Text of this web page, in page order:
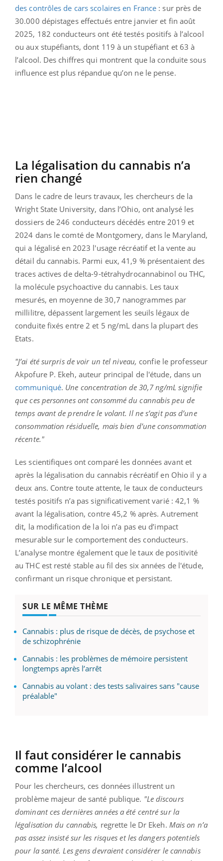
des contrôles de cars scolaires en France : sur près de
30.000 dépistages effectués entre janvier et fin août
2025, 182 conducteurs ont été testés positifs à l’alcool
ou aux stupéfiants, dont 119 à un stupéfiant et 63 à
l’alcool. Des chiffres qui montrent que la conduite sous
influence est plus répandue qu’on ne le pense.
La légalisation du cannabis n’a
rien changé
Dans le cadre de leurs travaux, les chercheurs de la
Wright State University, dans l’Ohio, ont analysé les
dossiers de 246 conducteurs décédés entre 2019 et
2024 dans le comté de Montgomery, dans le Maryland,
qui a légalisé en 2023 l'usage récréatif et la vente au
détail du cannabis. Parmi eux, 41,9 % présentaient des
traces actives de delta-9-tétrahydrocannabinol ou THC,
la molécule psychoactive du cannabis. Les taux
mesurés, en moyenne de 30,7 nanogrammes par
millilitre, dépassent largement les seuils légaux de
conduite fixés entre 2 et 5 ng/mL dans la plupart des
Etats.
"J’ai été surpris de voir un tel niveau, confie le professeur
Akpofure P. Ekeh, auteur principal de l'étude, dans un
communiqué. Une concentration de 30,7 ng/mL signifie
que ces personnes ont consommé du cannabis peu de
temps avant de prendre le volant. Il ne s’agit pas d’une
consommation résiduelle, mais bien d’une consommation
récente."
Les scientifiques ont comparé les données avant et
après la légalisation du cannabis récréatif en Ohio il y a
deux ans. Contre toute attente, le taux de conducteurs
testés positifs n’a pas significativement varié : 42,1 %
avant la légalisation, contre 45,2 % après. Autrement
dit, la modification de la loi n’a pas eu d’impact
mesurable sur le comportement des conducteurs.
L’analyse montre également que le taux de positivité
au THC est resté stable au fil des six années de l'étude,
confirmant un risque chronique et persistant.
SUR LE MÊME THÈME
Cannabis : plus de risque de décès, de psychose et
de schizophrénie
Cannabis : les problèmes de mémoire persistent
longtemps après l’arrêt
Cannabis au volant : des tests salivaires sans "cause
préalable"
Il faut considérer le cannabis
comme l’alcool
Pour les chercheurs, ces données illustrent un
problème majeur de santé publique. "Le discours
dominant ces dernières années a été centré sur la
légalisation du cannabis, regrette le Dr Ekeh. Mais on n’a
pas assez insisté sur les risques et les dangers potentiels
pour la santé. Les gens devraient considérer le cannabis